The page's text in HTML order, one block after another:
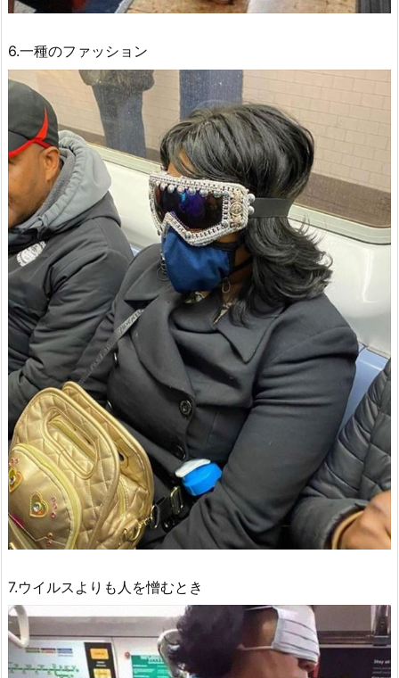
6.一種のファッション
7.ウイルスよりも人を憎むとき